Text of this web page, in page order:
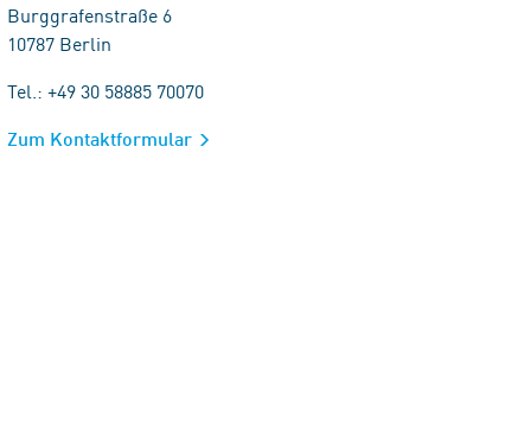
Burggrafenstraße 6
10787 Berlin
Tel.: +49 30 58885 70070
Zum Kontaktformular